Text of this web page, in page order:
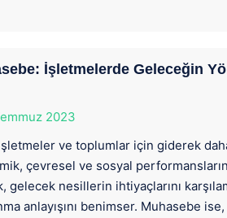
İşletmelerde Geleceğin
2023
ve toplumlar için giderek
çevresel ve sosyal
nesillerin ihtiyaçlarını
anlayışını benimser. Muhasebe